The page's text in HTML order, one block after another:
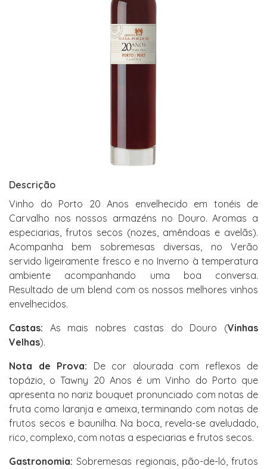
Descrição
Vinho do Porto 20 Anos envelhecido em tonéis de
Carvalho nos nossos armazéns no Douro. Aromas a
especiarias, frutos secos (nozes, amêndoas e avelãs).
Acompanha bem sobremesas diversas, no Verão
servido ligeiramente fresco e no Inverno à temperatura
ambiente acompanhando uma boa conversa.
Resultado de um blend com os nossos melhores vinhos
envelhecidos.
Castas: As mais nobres castas do Douro (Vinhas
Velhas).
Nota de Prova: De cor alourada com reflexos de
topázio, o Tawny 20 Anos é um Vinho do Porto que
apresenta no nariz bouquet pronunciado com notas de
fruta como laranja e ameixa, terminando com notas de
frutos secos e baunilha. Na boca, revela-se aveludado,
rico, complexo, com notas a especiarias e frutos secos.
Gastronomia: Sobremesas regionais, pão-de-ló, frutos